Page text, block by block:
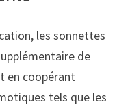
les sonnettes
de
en coopérant
tels que les